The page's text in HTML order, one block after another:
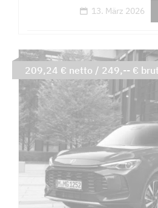
13. März 2026
209,24 € netto / 249,-- €